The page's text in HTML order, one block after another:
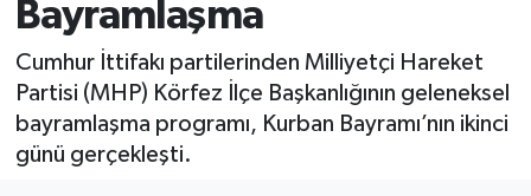
Bayramlaşma
Cumhur İttifakı partilerinden Milliyetçi Hareket
Partisi (MHP) Körfez İlçe Başkanlığının geleneksel
bayramlaşma programı, Kurban Bayramı’nın ikinci
günü gerçekleşti.